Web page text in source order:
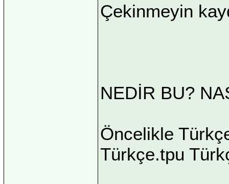
Çekinmeyin
NEDİR BU?
Öncelikle
Türkçe.tpu